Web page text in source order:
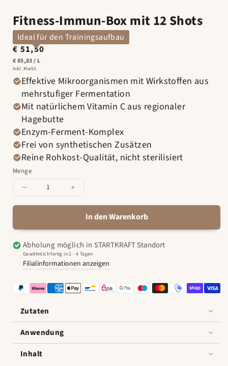
Fitness-Immun-Box mit 12 Shots
Ideal für den Trainingsaufbau
Normaler
Preis
€ 51,50
STÜCK
€ 85,83/ PRO
L
inkl. MwSt.
Effektive Mikroorganismen mit Wirkstoffen aus
mehrstufiger Fermentation
Mit natürlichem Vitamin C aus regionaler
Hagebutte
Enzym-Ferment-Komplex
Frei von synthetischen Zusätzen
Reine Rohkost-Qualität, nicht sterilisiert
Menge
Menge
Box
mit
12
Shots
Menge
Fitness-
Box
mit
12
Shots
In den Warenkorb
Abholung möglich in STARTKRAFT Standort
Gewöhnlich fertig in 2 - 4 Tagen
Filialinformationen anzeigen
Zutaten
Anwendung
Inhalt